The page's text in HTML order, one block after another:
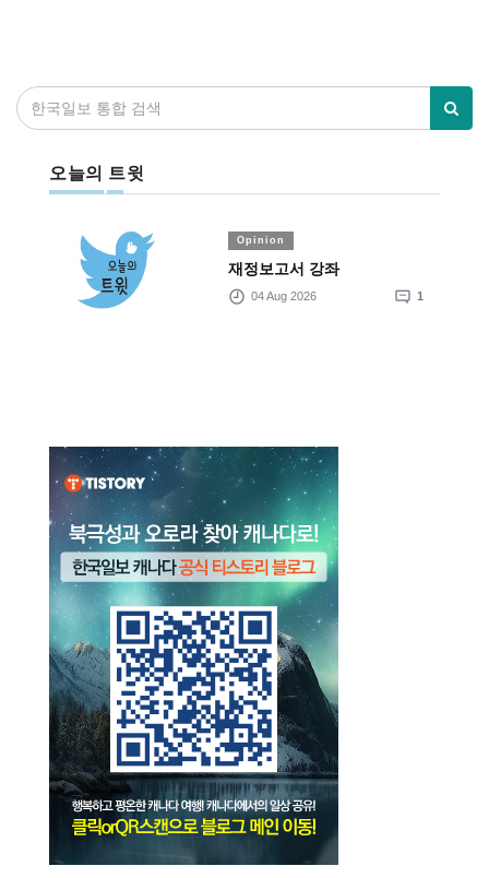
오늘의 트윗
Opinion
재정보고서 강좌
04 Aug 2026 1